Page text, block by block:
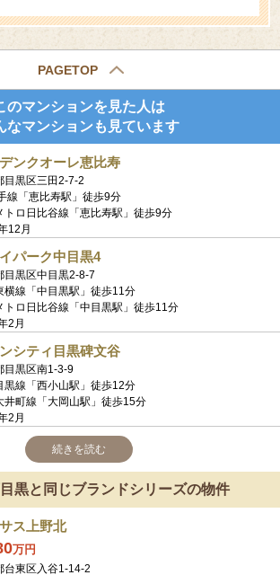
PAGETOP
のマンションを見た人は
なマンションも見ています
ンクオーレ恵比寿
目黒区三田2-7-2
線「恵比寿駅」徒歩9分
トロ日比谷線「恵比寿駅」徒歩9分
12月
パーク中目黒4
目黒区中目黒2-8-7
横線「中目黒駅」徒歩11分
トロ日比谷線「中目黒駅」徒歩11分
2月
シティ目黒碑文谷
目黒区南1-3-9
黒線「西小山駅」徒歩12分
井町線「大岡山駅」徒歩15分
2月
続きを読む
黒と同じブランドシリーズの物件
ス上野北
万円
台東区入谷1-14-2